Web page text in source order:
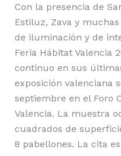
Con la presencia de
Estiluz, Zava y
de iluminación y de
Feria Hábitat Valencia
continuo en sus
exposición valenciana
septiembre en el Foro
Valencia. La muestra
cuadrados de
8 pabellones. La cita